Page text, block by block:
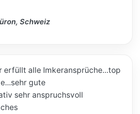
Schweiz
erfüllt alle Imkeransprüche...top
gute
sehr anspruchsvoll